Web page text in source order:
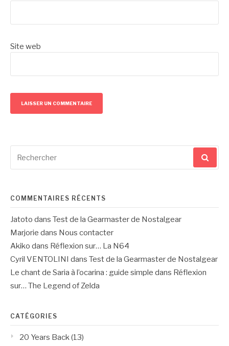
Site web
pour
COMMENTAIRES RÉCENTS
Jatoto dans Test de la Gearmaster de Nostalgear
Marjorie dans Nous contacter
Akiko dans Réflexion sur… La N64
Cyril VENTOLINI
dans Test de la Gearmaster de Nostalgear
Le chant de Saria à l’ocarina : guide simple dans Réflexion
sur… The Legend of Zelda
CATÉGORIES
20 Years Back(13)